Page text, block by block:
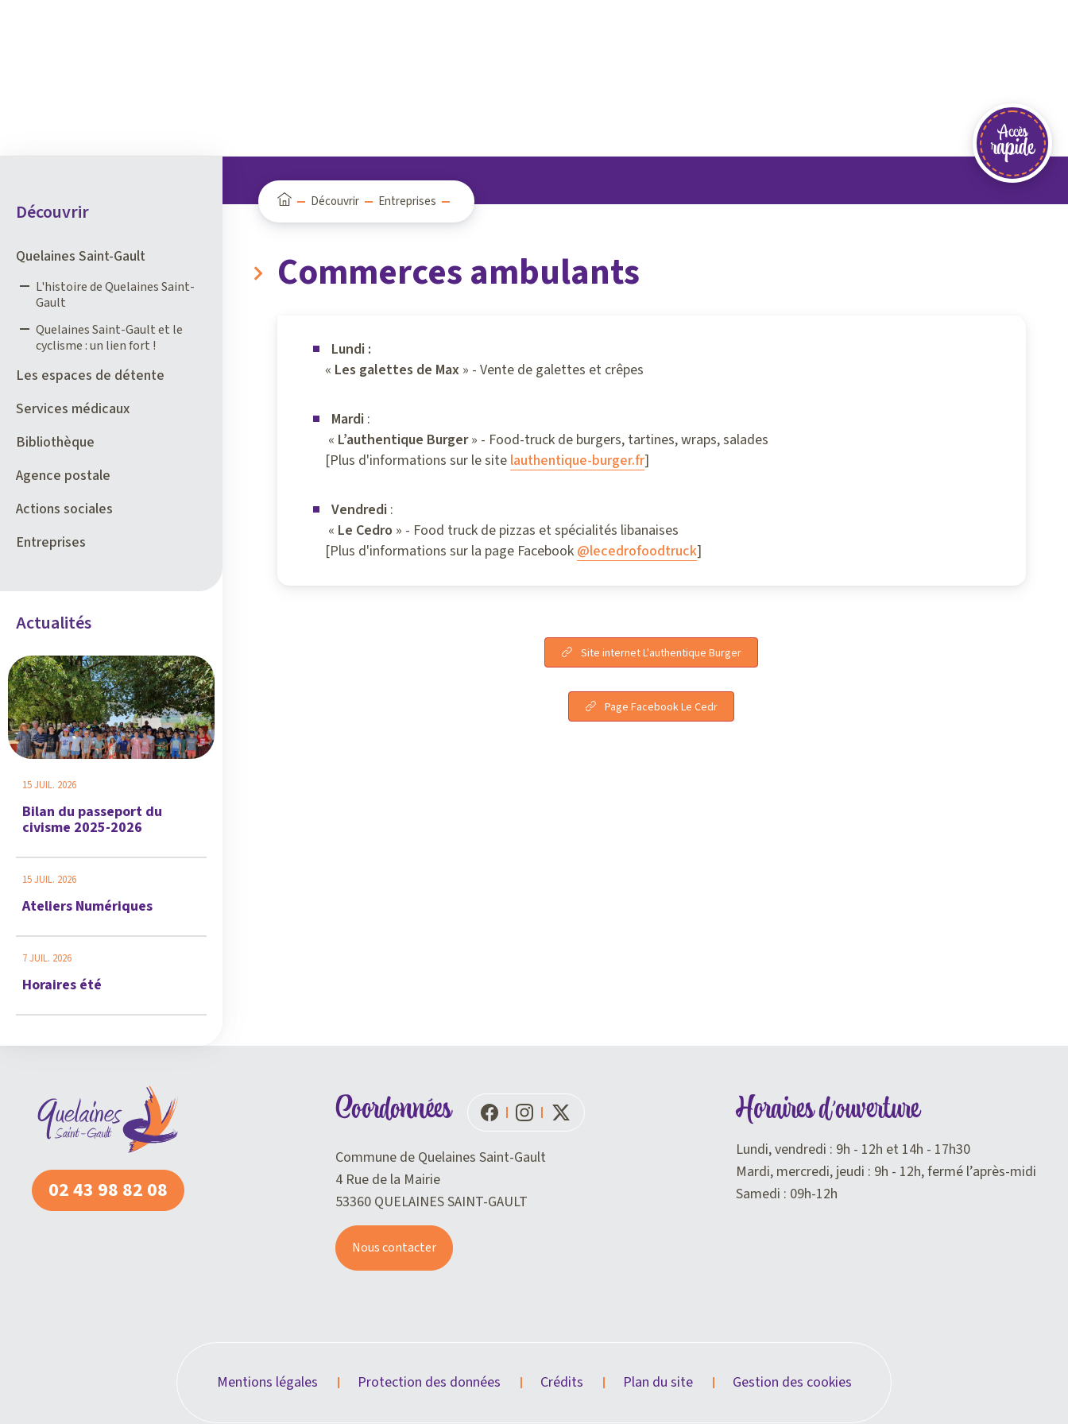
Accès
rapide
Découvrir
Quelaines Saint-Gault
L'histoire de Quelaines Saint-
Gault
Quelaines Saint-Gault et le
cyclisme : un lien fort !
Les espaces de détente
Services médicaux
Bibliothèque
Agence postale
Actions sociales
Entreprises
Actualités
15 JUIL. 2026
Bilan du passeport du
civisme 2025-2026
15 JUIL. 2026
Ateliers Numériques
7 JUIL. 2026
Horaires été
Découvrir Entreprises
Commerces ambulants
Lundi :
« Les galettes de Max » - Vente de galettes et crêpes
Mardi :
« L’authentique Burger» - Food-truck de burgers, tartines, wraps, salades
[Plus d'informations sur le site lauthentique-burger.fr]
Vendredi :
« Le Cedro » - Food truck de pizzas et spécialités libanaises
[Plus d'informations sur la page Facebook @lecedrofoodtruck]
Site internet L'authentique Burger
Page Facebook Le Cedr
02 43 98 82 08
Coordonnées
Commune de Quelaines Saint-Gault
4 Rue de la Mairie
53360 QUELAINES SAINT-GAULT
Nous contacter
Horaires d'ouverture
Lundi, vendredi : 9h - 12h et 14h - 17h30
Mardi, mercredi, jeudi : 9h - 12h, fermé l’après-midi
Samedi : 09h-12h
Mentions légales Protection des données Crédits Plan du site Gestion des cookies